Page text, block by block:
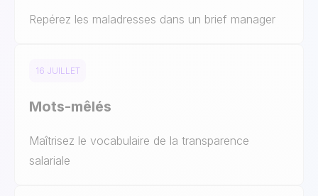
Repérez les maladresses dans un brief manager
16 JUILLET
Mots-mêlés
Maîtrisez le vocabulaire de la transparence
salariale